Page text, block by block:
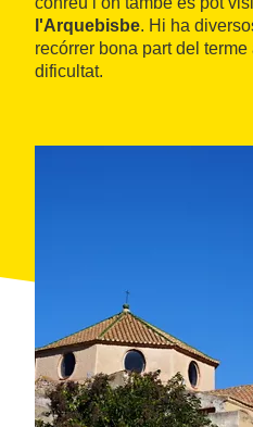
l'Arquebisbe. Hi ha
recórrer bona part del
dificultat.